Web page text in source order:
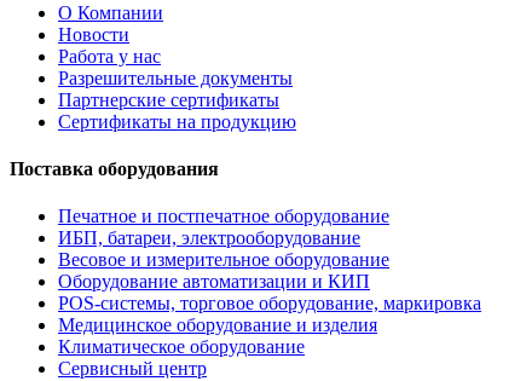
О Компании
Новости
Работа у нас
Разрешительные документы
Партнерские сертификаты
Сертификаты на продукцию
Поставка оборудования
Печатное и постпечатное оборудование
ИБП, батареи, электрооборудование
Весовое и измерительное оборудование
Оборудование автоматизации и КИП
POS-системы, торговое оборудование, маркировка
Медицинское оборудование и изделия
Климатическое оборудование
Сервисный центр